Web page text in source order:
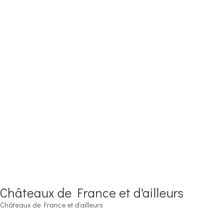
Châteaux de France et d'ailleurs
Châteaux de France et d'ailleurs